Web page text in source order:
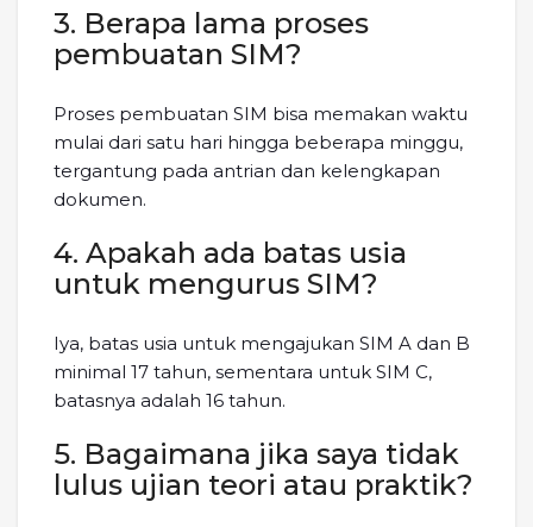
3. Berapa lama proses
pembuatan SIM?
Proses pembuatan SIM bisa memakan waktu
mulai dari satu hari hingga beberapa minggu,
tergantung pada antrian dan kelengkapan
dokumen.
4. Apakah ada batas usia
untuk mengurus SIM?
Iya, batas usia untuk mengajukan SIM A dan B
minimal 17 tahun, sementara untuk SIM C,
batasnya adalah 16 tahun.
5. Bagaimana jika saya tidak
lulus ujian teori atau praktik?